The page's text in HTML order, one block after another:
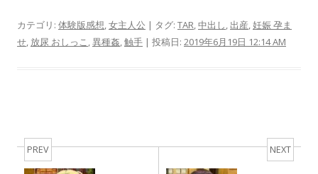
カテゴリ: 体験版感想,女主人公 | タグ: TAR,中出し, 出産,妊娠 孕ま
せ, 放尿 おしっこ ,異種姦,触手 | 投稿日: 2019年6月19日 12:14 AM
PREV NEXT